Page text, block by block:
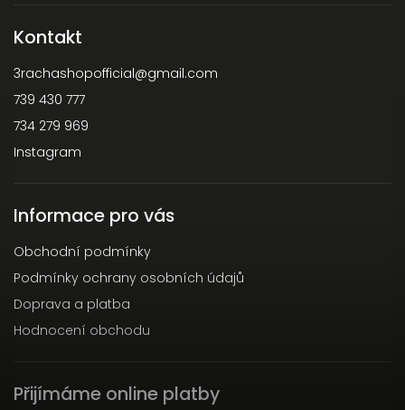
Kontakt
3rachashopofficial@gmail.com
739 430 777
734 279 969
Instagram
Informace pro vás
Obchodní podmínky
Podmínky ochrany osobních údajů
Doprava a platba
Hodnocení obchodu
Přijímáme online platby